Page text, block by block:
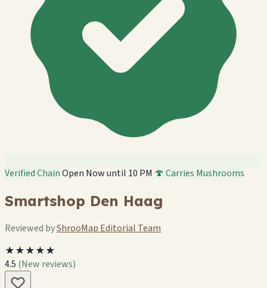
Verified ChainOpen Now until 10 PM 🍄 Carries Mushrooms
Smartshop Den Haag
Reviewed byShrooMap Editorial Team
★★★★★
4.5 (New reviews)